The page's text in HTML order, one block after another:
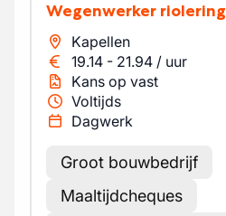
Wegenwerker riolering
Kapellen
19.14 - 21.94 / uur
Kans op vast
Voltijds
Dagwerk
Groot bouwbedrijf
Maaltijdcheques